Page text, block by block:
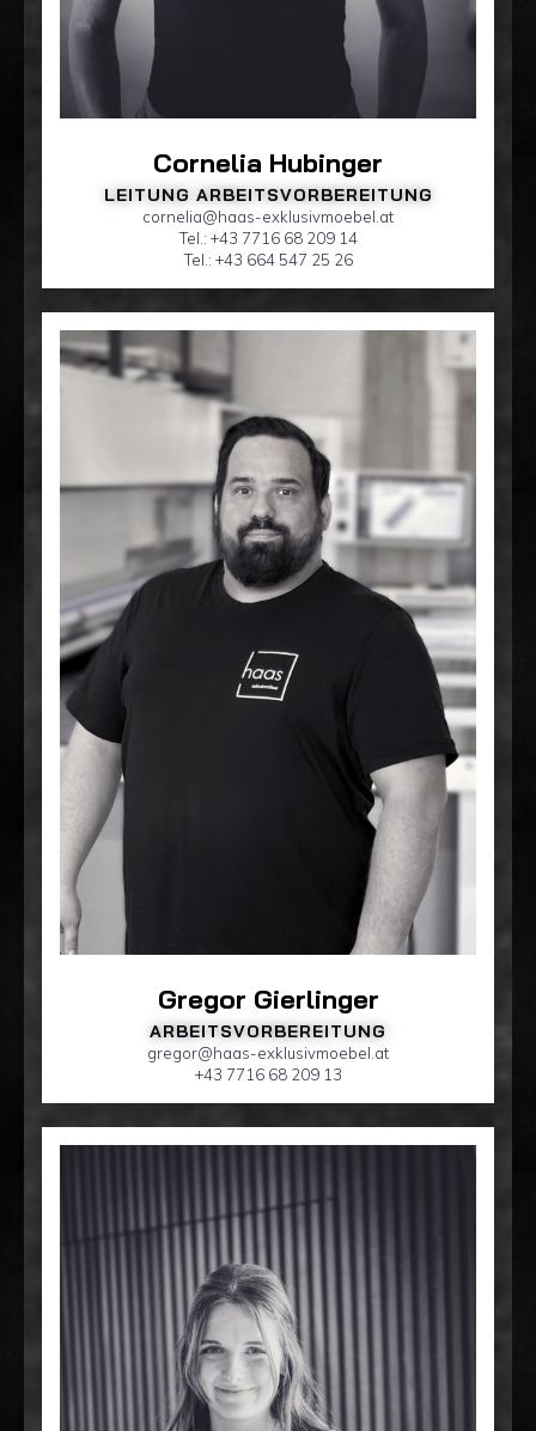
Cornelia Hubinger
LEITUNG ARBEITSVORBEREITUNG
cornelia@haas-exklusivmoebel.at
Tel.: +43 7716 68 209 14
Tel.: +43 664 547 25 26
Gregor Gierlinger
ARBEITSVORBEREITUNG
gregor@haas-exklusivmoebel.at
+43 7716 68 209 13